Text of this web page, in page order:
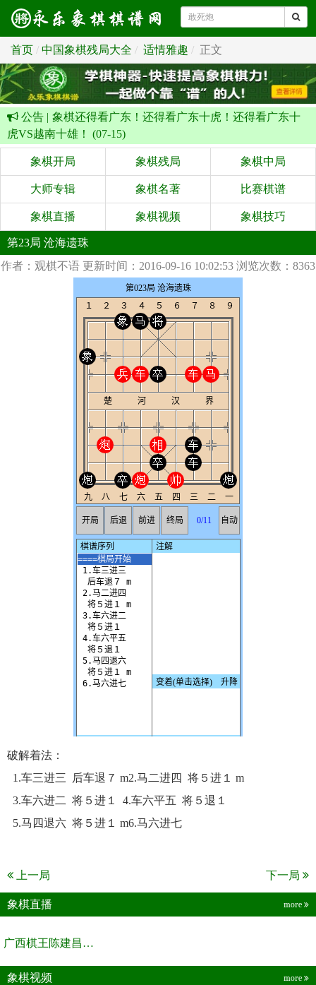
首页 中国象棋残局大全 适情雅趣 正文
公告 | 象棋还得看广东！还得看广东十虎！还得看广东十
虎VS越南十雄！ (07-15)
象棋开局 象棋残局 象棋中局
大师专辑 象棋名著 比赛棋谱
象棋直播 象棋视频 象棋技巧
第23局 沧海遗珠
作者：观棋不语 更新时间：2016-09-16 10:02:53 浏览次数：8363
破解着法：
1.车三进三 后车退７ m2.马二进四 将５进１ m
3.车六进二 将５进１ 4.车六平五 将５退１
5.马四退六 将５进１ m6.马六进七
上一局 下一局
象棋直播 more
广西棋王陈建昌直播间
象棋视频 more